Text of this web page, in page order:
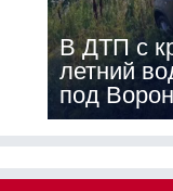
В ДТП с
летний
под